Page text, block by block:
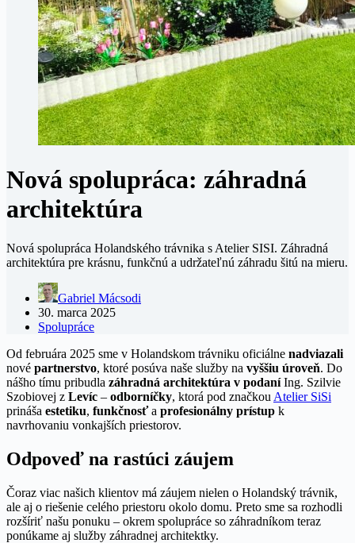
Nová spolupráca: záhradná
architektúra
Nová spolupráca Holandského trávnika s Atelier SISI. Záhradná
architektúra pre krásnu, funkčnú a udržateľnú záhradu šitú na mieru.
Gabriel Mácsodi
30. marca 2025
Spolupráce
Od februára 2025 sme v Holandskom trávniku oficiálne nadviazali
nové partnerstvo, ktoré posúva naše služby na vyššiu úroveň. Do
nášho tímu pribudla záhradná architektúra v podaníIng. Szilvie
Szobiovej z Levíc – odborníčky, ktorá pod značkou Atelier SiSi
prináša estetiku, funkčnosťa profesionálny prístup k
navrhovaniu vonkajších priestorov.
Odpoveď na rastúci záujem
Čoraz viac našich klientov má záujem nielen o Holandský trávnik,
ale aj o riešenie celého priestoru okolo domu. Preto sme sa rozhodli
rozšíriť našu ponuku – okrem spolupráce so záhradníkom teraz
ponúkame aj služby záhradnej architektky.